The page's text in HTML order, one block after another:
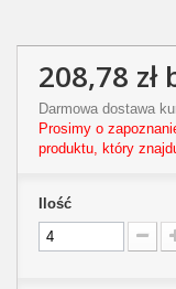
208,78 zł
Darmowa dostawa
Prosimy o
produktu, który
Ilość